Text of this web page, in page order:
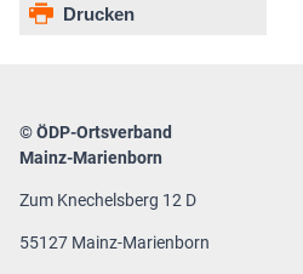
Drucken
© ÖDP-Ortsverband
Mainz-Marienborn
Zum Knechelsberg 12 D
55127 Mainz-Marienborn